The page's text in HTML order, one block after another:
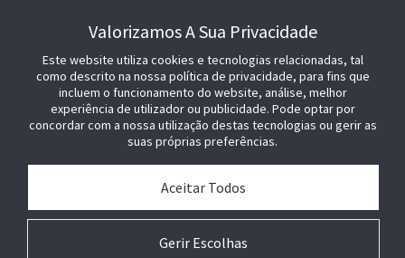
Valorizamos A Sua Privacidade
Este website utiliza cookies e tecnologias relacionadas, tal
como descrito na nossa política de privacidade, para fins que
incluem o funcionamento do website, análise, melhor
experiência de utilizador ou publicidade. Pode optar por
concordar com a nossa utilização destas tecnologias ou gerir as
suas próprias preferências.
Gerir Escolhas
Aceitar Todos